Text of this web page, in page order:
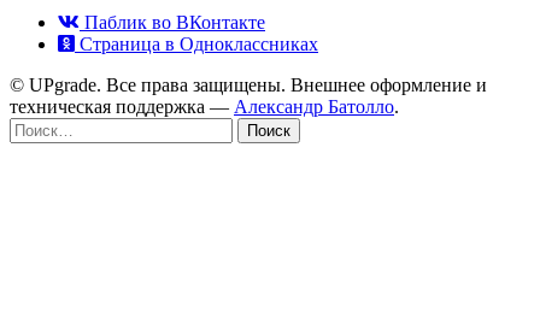
Паблик во ВКонтакте
Страница в Одноклассниках
© UPgrade. Все права защищены. Внешнее оформление и
техническая поддержка — Александр Батолло.
Найти: